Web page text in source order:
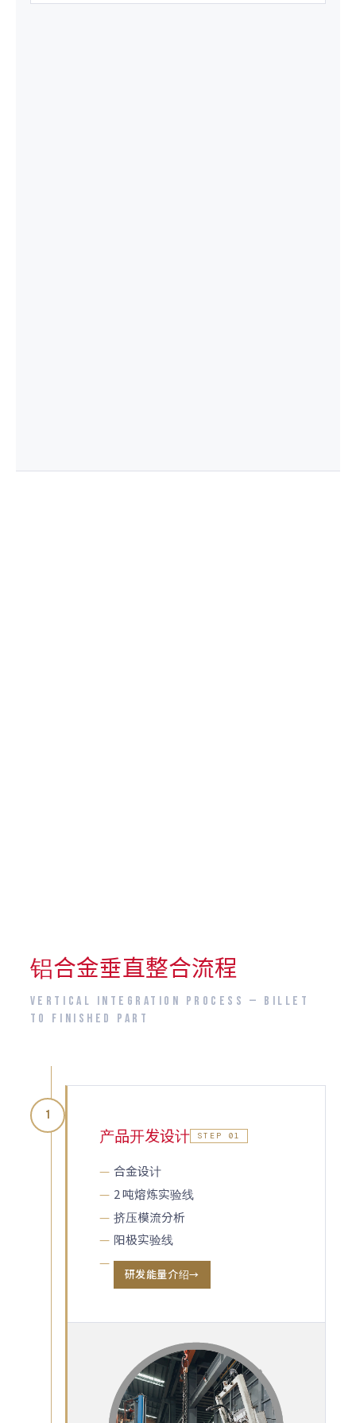
铝合金垂直整合流程
VERTICAL INTEGRATION PROCESS — BILLET
TO FINISHED PART
1
产品开发设计 STEP 01
合金设计
2 吨熔炼实验线
挤压模流分析
阳极实验线
研发能量介绍